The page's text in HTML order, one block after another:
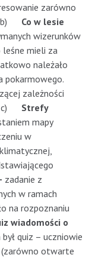
zarówno
b) Co w lesie
wizerunków
leśne mieli za
należało
pokarmowego.
zależności
c) Strefy
mapy
w
zadanie z
w ramach
na rozpoznaniu
wiadomości o
quiz – uczniowie
(zarówno otwarte